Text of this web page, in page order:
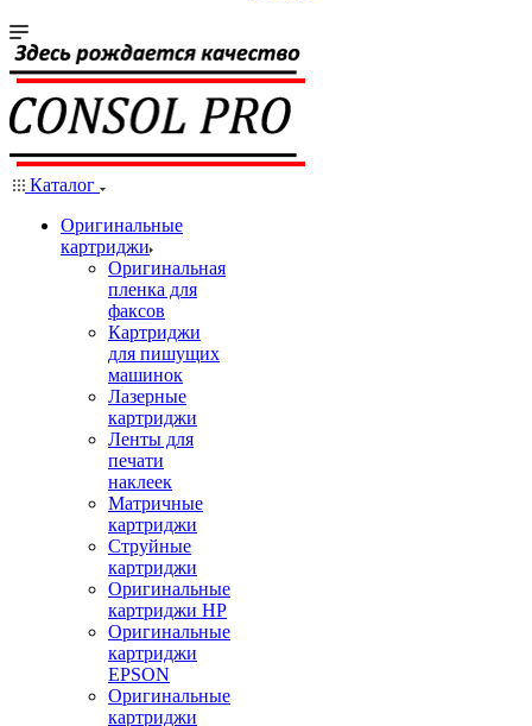
Каталог
Оригинальные
картриджи
Оригинальная
пленка для
факсов
Картриджи
для пишущих
машинок
Лазерные
картриджи
Ленты для
печати
наклеек
Матричные
картриджи
Струйные
картриджи
Оригинальные
картриджи HP
Оригинальные
картриджи
EPSON
Оригинальные
картриджи